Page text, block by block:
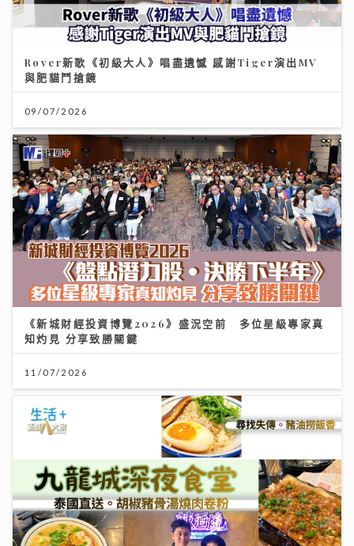
Rover新歌《初級大人》唱盡遺憾 感謝Tiger演出MV
與肥貓鬥搶鏡
09/07/2026
《新城財經投資博覽2026》盛況空前 多位星級專家真
知灼見 分享致勝關鍵
11/07/2026